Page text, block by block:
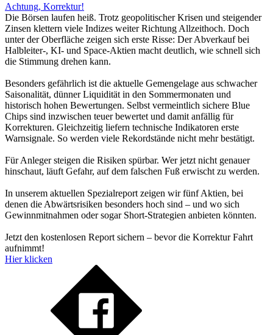
Achtung, Korrektur!
Die Börsen laufen heiß. Trotz geopolitischer Krisen und steigender
Zinsen klettern viele Indizes weiter Richtung Allzeithoch. Doch
unter der Oberfläche zeigen sich erste Risse: Der Abverkauf bei
Halbleiter-, KI- und Space-Aktien macht deutlich, wie schnell sich
die Stimmung drehen kann.
Besonders gefährlich ist die aktuelle Gemengelage aus schwacher
Saisonalität, dünner Liquidität in den Sommermonaten und
historisch hohen Bewertungen. Selbst vermeintlich sichere Blue
Chips sind inzwischen teuer bewertet und damit anfällig für
Korrekturen. Gleichzeitig liefern technische Indikatoren erste
Warnsignale. So werden viele Rekordstände nicht mehr bestätigt.
Für Anleger steigen die Risiken spürbar. Wer jetzt nicht genauer
hinschaut, läuft Gefahr, auf dem falschen Fuß erwischt zu werden.
In unserem aktuellen Spezialreport zeigen wir fünf Aktien, bei
denen die Abwärtsrisiken besonders hoch sind – und wo sich
Gewinnmitnahmen oder sogar Short-Strategien anbieten könnten.
Jetzt den kostenlosen Report sichern – bevor die Korrektur Fahrt
aufnimmt!
Hier klicken